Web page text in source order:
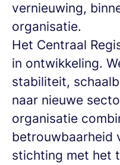
vernieuwing,
organisatie.
Het Centraal
in ontwikkeling.
stabiliteit,
naar nieuwe
organisatie
betrouwbaarheid
stichting met het